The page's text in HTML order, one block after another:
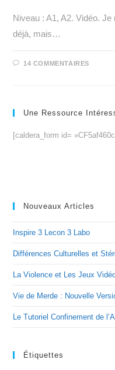
Niveau : A1, A2. Vidéo.
déjà, mais…
14 COMMENTAIRES
Une Ressource
[caldera_form id=
Nouveaux Articles
Inspire 3 Lecon 3 Labo
Différences Culturelles et
La Violence et Les Jeux
Vie de Merde : Nouvelle
Le Tutoriel Confinement de
Étiquettes